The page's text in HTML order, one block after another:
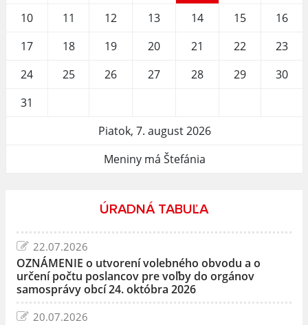
10
11 12 13 14 15
16
17
18 19 20 21 22
23
24
25 26 27 28 29
30
31
Piatok, 7. august 2026
Meniny má Štefánia
ÚRADNÁ TABUĽA
22.07.2026
OZNÁMENIE o utvorení volebného obvodu a o
určení počtu poslancov pre voľby do orgánov
samosprávy obcí 24. októbra 2026
20.07.2026